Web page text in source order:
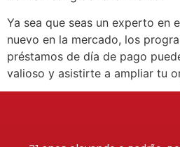
Ya sea que seas un experto en
nuevo en la mercado, los
préstamos de día de pago
valioso y asistirte a ampliar tu